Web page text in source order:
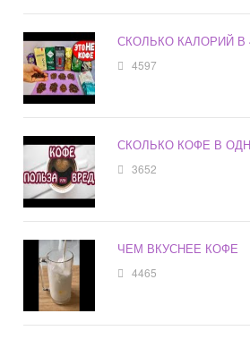
СКОЛЬКО КАЛОРИЙ В
4597
СКОЛЬКО КОФЕ В
3652
ЧЕМ ВКУСНЕЕ КОФЕ
4465